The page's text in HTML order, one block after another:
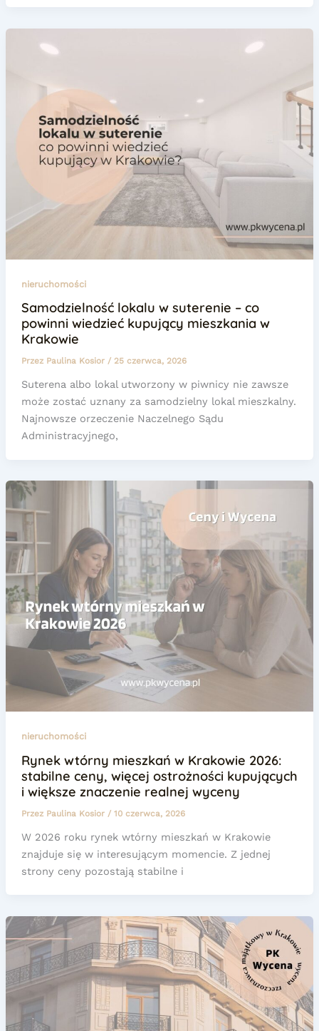
nieruchomości
Samodzielność lokalu w suterenie – co
powinni wiedzieć kupujący mieszkania w
Krakowie
Przez Paulina Kosior / 25 czerwca, 2026
Suterena albo lokal utworzony w piwnicy nie zawsze
może zostać uznany za samodzielny lokal mieszkalny.
Najnowsze orzeczenie Naczelnego Sądu
Administracyjnego,
nieruchomości
Rynek wtórny mieszkań w Krakowie 2026:
stabilne ceny, więcej ostrożności kupujących
i większe znaczenie realnej wyceny
Przez Paulina Kosior / 10 czerwca, 2026
W 2026 roku rynek wtórny mieszkań w Krakowie
znajduje się w interesującym momencie. Z jednej
strony ceny pozostają stabilne i